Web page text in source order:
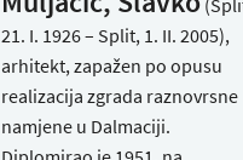
21. I. 1926 – Split, 1. II. 2005),
arhitekt, zapažen po opusu
realizacija zgrada raznovrsne
namjene u Dalmaciji.